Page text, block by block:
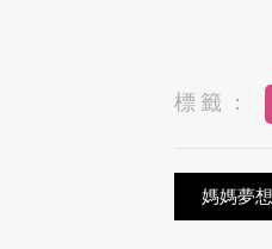
標籤：
媽媽夢